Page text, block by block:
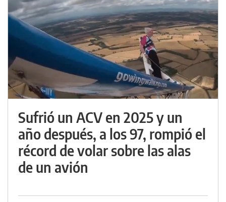
Sufrió un ACV en 2025 y un
año después, a los 97, rompió el
récord de volar sobre las alas
de un avión